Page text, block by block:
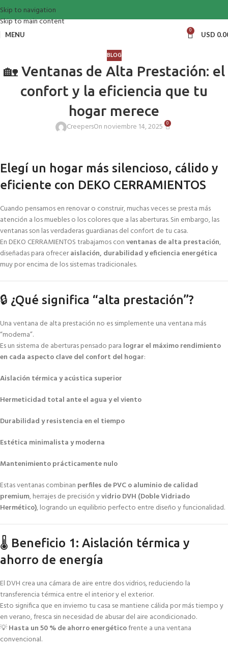
Skip to navigation
Skip to main content
MENU 0 USD
BLOG
🏡 Ventanas de Alta Prestación: el
confort y la eficiencia que tu
hogar merece
CreepersOn noviembre 14, 2025 0
Elegí un hogar más silencioso, cálido y
eficiente con DEKO CERRAMIENTOS
Cuando pensamos en renovar o construir, muchas veces se presta más
atención a los muebles o los colores que a las aberturas. Sin embargo, las
ventanas son las verdaderas guardianas del confort de tu casa.
En DEKO CERRAMIENTOS trabajamos conventanas de alta prestación,
diseñadas para ofreceraislación, durabilidad y eficiencia energética
muy por encima de los sistemas tradicionales.
🔒 ¿Qué significa “alta prestación”?
Una ventana de alta prestación no es simplemente una ventana más
“moderna”.
Es un sistema de aberturas pensado para lograr el máximo rendimiento
en cada aspecto clave del confort del hogar:
Aislación térmica y acústica superior
Hermeticidad total ante el agua y el viento
Durabilidad y resistencia en el tiempo
Estética minimalista y moderna
Mantenimiento prácticamente nulo
Estas ventanas combinan perfiles de PVC o aluminio de calidad
premium, herrajes de precisión yvidrio DVH (Doble Vidriado
Hermético), logrando un equilibrio perfecto entre diseño y funcionalidad.
🌡️ Beneficio 1: Aislación térmica y
ahorro de energía
El DVH crea una cámara de aire entre dos vidrios, reduciendo la
transferencia térmica entre el interior y el exterior.
Esto significa que en invierno tu casa se mantiene cálida por más tiempo y
en verano, fresca sin necesidad de abusar del aire acondicionado.
💡Hasta un 50 % de ahorro energéticofrente a una ventana
convencional.